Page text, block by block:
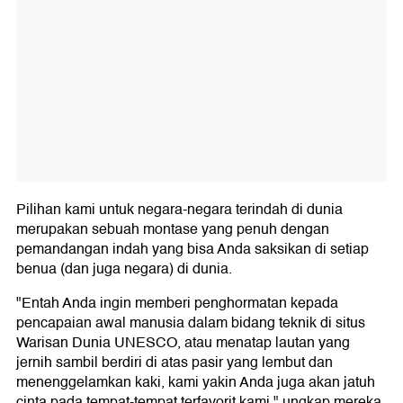
Pilihan kami untuk negara-negara terindah di dunia
merupakan sebuah montase yang penuh dengan
pemandangan indah yang bisa Anda saksikan di setiap
benua (dan juga negara) di dunia.
"Entah Anda ingin memberi penghormatan kepada
pencapaian awal manusia dalam bidang teknik di situs
Warisan Dunia UNESCO, atau menatap lautan yang
jernih sambil berdiri di atas pasir yang lembut dan
menenggelamkan kaki, kami yakin Anda juga akan jatuh